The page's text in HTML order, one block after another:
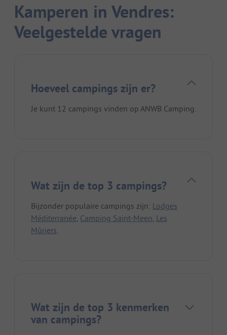
Kamperen in Vendres:
Veelgestelde vragen
Hoeveel campings zijn er?
Je kunt 12 campings vinden op ANWB Camping.
Wat zijn de top 3 campings?
Bijzonder populaire campings zijn: Lodges
Méditerranée, Camping Saint-Meen, Les
Mûriers.
Wat zijn de top 3 kenmerken
van campings?